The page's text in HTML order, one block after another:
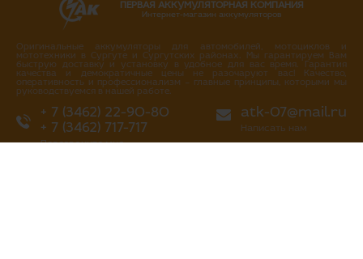
ПЕРВАЯ АККУМУЛЯТОРНАЯ КОМПАНИЯ
Интернет-магазин аккумуляторов
Оригинальные аккумуляторы для автомобилей, мотоциклов и
мототехники в Сургуте и Сургутских районах. Мы гарантируем Вам
быструю доставку и установку в удобное для вас время. Гарантия
качества и демократичные цены не разочаруют вас! Качество,
оперативность и профессионализм – главные принципы, которыми мы
руководствуемся в нашей работе.
+ 7 (3462) 22-90-80
+ 7 (3462) 717-717
Перезвоните мне
atk-07@mail.ru
Написать нам